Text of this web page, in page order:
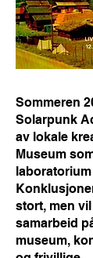
Sommeren
Solarpunk
av lokale
Museum
stort, men
samarbeid
museum,